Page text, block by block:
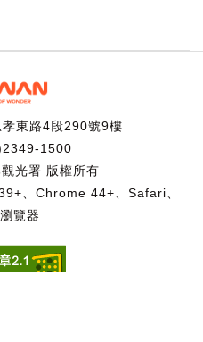
東路4段290號9樓
1500
光署 版權所有
、Chrome 44+、Safari、
覽器